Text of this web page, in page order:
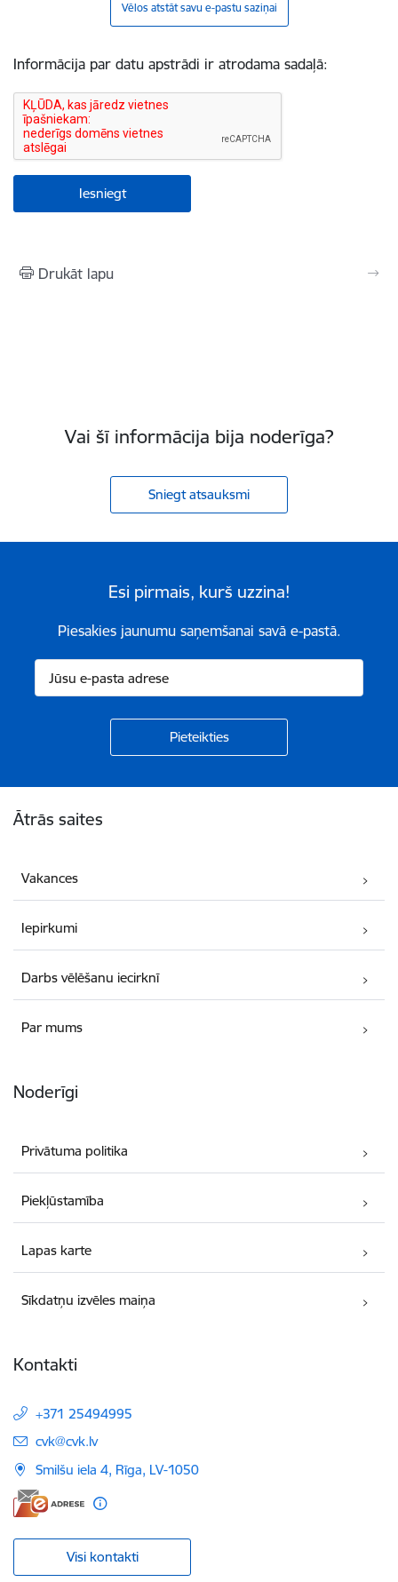
Vēlos atstāt savu e-pastu saziņai
Informācija par datu apstrādi ir atrodama sadaļā:
Drukāt lapu
Vai šī informācija bija noderīga?
Sniegt atsauksmi
Esi pirmais, kurš uzzina!
Piesakies jaunumu saņemšanai savā e-pastā.
Ātrās saites
Vakances
Iepirkumi
Darbs vēlēšanu iecirknī
Par mums
Noderīgi
Privātuma politika
Piekļūstamība
Lapas karte
Sīkdatņu izvēles maiņa
Kontakti
+371 25494995
E-pasts:
cvk@cvk.lv
Smilšu iela 4, Rīga, LV-1050
Visi kontakti